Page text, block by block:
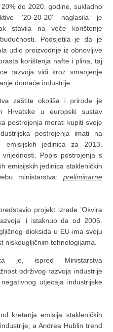
do 2020. godine, sukladno
'20-20-20' naglasila je
stavila na veće korištenje
Podsjetila je da je
udio proizvodnje iz obnovljive
korištenja nafte i plina, taj
razvoja vidi kroz smanjenje
domaće industrije.
zaštite okoliša i prirode je
Hrvatske u europski sustav
postrojenja morati kupiti svoje
postrojenja imati na
emisijskih jedinica za 2013.
Popis postrojenja s
emisijskih jedinica stakleničkih
ministarstva: preliminarne
projekt izrade 'Okvira
i istaknuo da od 2005.
dioksida u EU ima svoju
niskougljičnim tehnologijama.
je, ispred Ministarstva
održivog razvoja industrije
utjecaja industrijske
kretanja emisija stakleničkih
a Andrea Hublin trend